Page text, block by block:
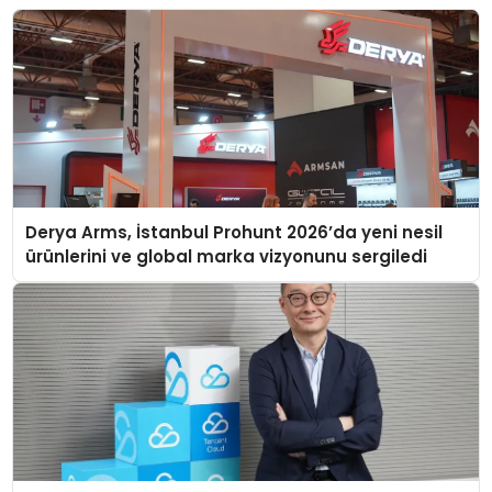
Derya Arms, İstanbul Prohunt 2026’da yeni nesil
ürünlerini ve global marka vizyonunu sergiledi